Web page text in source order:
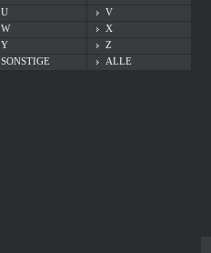
U
V
W
X
Y
Z
SONSTIGE
ALLE